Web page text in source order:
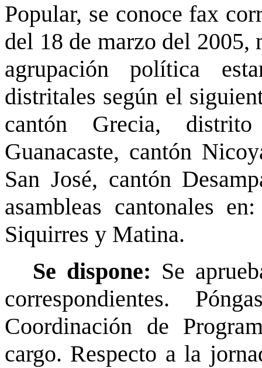
Popular, se conoce fax
del 18 de marzo del 2005,
agrupación política
distritales según el
cantón Grecia,
Guanacaste, cantón
San José, cantón
asambleas cantonales
Siquirres y Matina.
Se dispone: Se
correspondientes.
Coordinación de
cargo. Respecto a la